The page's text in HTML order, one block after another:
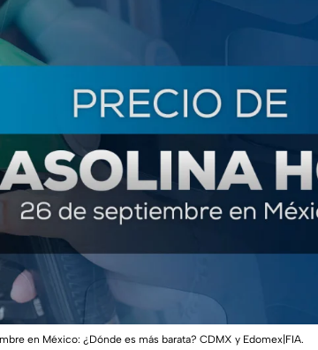
en México: ¿Dónde es más barata? CDMX y Edomex|FIA.